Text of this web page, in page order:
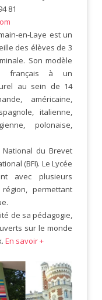
81
en-Laye est un
des élèves de 3
Son modèle
français à un
au sein de 14
américaine,
italienne,
polonaise,
du Brevet
(BFI). Le Lycée
avec plusieurs
permettant
de sa pédagogie,
sur le monde
En savoir +